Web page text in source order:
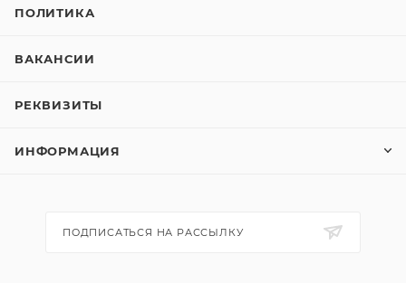
ПОЛИТИКА
ВАКАНСИИ
РЕКВИЗИТЫ
ИНФОРМАЦИЯ
ПОДПИСАТЬСЯ НА РАССЫЛКУ